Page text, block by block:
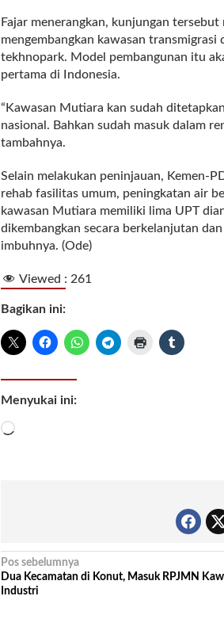
Fajar menerangkan, kunjungan
mengembangkan kawasan
tekhnopark. Model pembangunan itu
pertama di Indonesia.
“Kawasan Mutiara kan sudah
nasional. Bahkan sudah masuk dalam
tambahnya.
Selain melakukan peninjauan, Kemen-
rehab fasilitas umum, peningkatan air
kawasan Mutiara memiliki lima UPT
dikembangkan secara berkelanjutan
imbuhnya. (Ode)
Viewed : 261
Bagikan ini:
Menyukai ini:
Memuat...
Navigasi
pos
Pos sebelumnya
Dua Kecamatan di Konut, Masuk RPJMN
Industri